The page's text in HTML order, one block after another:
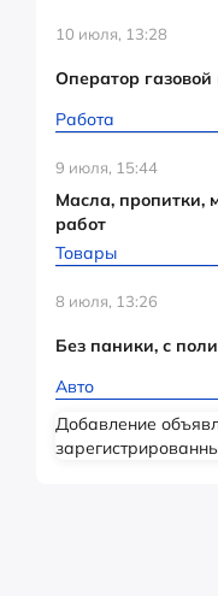
10 июля, 13:28
Оператор газовой
Работа
9 июля, 15:44
Масла, пропитки,
работ
Товары
8 июля, 13:26
Без паники, с
Авто
Добавление